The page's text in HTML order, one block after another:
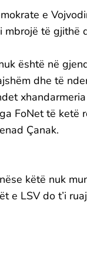
e
mbrojë të gjithë
është në
dhe të
FoNet të ketë
Çanak.
këtë nuk
e LSV do t’i